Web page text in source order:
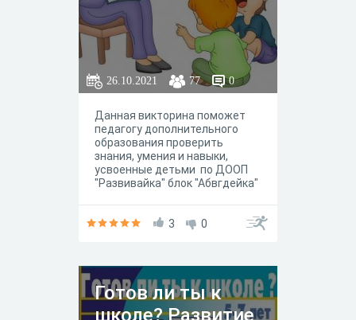
26.10.2021 77 0
Данная викторина поможет
педагогу дополнительного
образования проверить
знания, умения и навыки,
усвоенные детьми по ДООП
"Развивайка" блок "Абвгдейка"
3 0
Готов ли ты к
школе? Развитие